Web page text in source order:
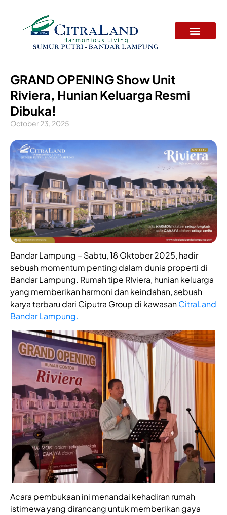
GRAND OPENING Show Unit
Riviera, Hunian Keluarga Resmi
Dibuka!
October 23, 2025
Bandar Lampung – Sabtu, 18 Oktober 2025, hadir
sebuah momentum penting dalam dunia properti di
Bandar Lampung. Rumah tipe RIviera, hunian keluarga
yang memberikan harmoni dan keindahan, sebuah
karya terbaru dari Ciputra Group di kawasanCitraLand
Bandar Lampung.
Acara pembukaan ini menandai kehadiran rumah
istimewa yang dirancang untuk memberikan gaya